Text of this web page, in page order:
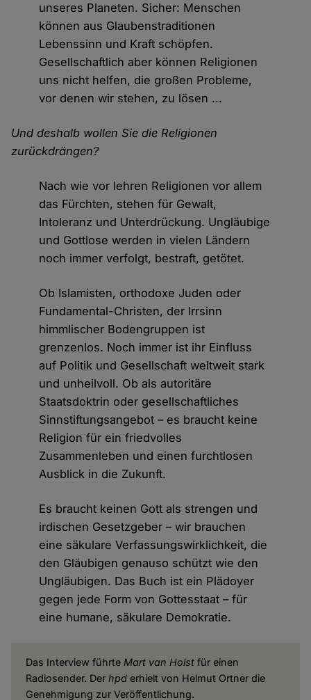
unseres Planeten. Sicher: Menschen
können aus Glaubenstraditionen
Lebenssinn und Kraft schöpfen.
Gesellschaftlich aber können Religionen
uns nicht helfen, die großen Probleme,
vor denen wir stehen, zu lösen ...
Und deshalb wollen Sie die Religionen
zurückdrängen?
Nach wie vor lehren Religionen vor allem
das Fürchten, stehen für Gewalt,
Intoleranz und Unterdrückung. Ungläubige
und Gottlose werden in vielen Ländern
noch immer verfolgt, bestraft, getötet.
Ob Islamisten, orthodoxe Juden oder
Fundamental-Christen, der Irrsinn
himmlischer Bodengruppen ist
grenzenlos. Noch immer ist ihr Einfluss
auf Politik und Gesellschaft weltweit stark
und unheilvoll. Ob als autoritäre
Staatsdoktrin oder gesellschaftliches
Sinnstiftungsangebot – es braucht keine
Religion für ein friedvolles
Zusammenleben und einen furchtlosen
Ausblick in die Zukunft.
Es braucht keinen Gott als strengen und
irdischen Gesetzgeber – wir brauchen
eine säkulare Verfassungswirklichkeit, die
den Gläubigen genauso schützt wie den
Ungläubigen. Das Buch ist ein Plädoyer
gegen jede Form von Gottesstaat – für
eine humane, säkulare Demokratie.
Das Interview führte Mart van Holstfür einen
Radiosender. Der hpderhielt von Helmut Ortner die
Genehmigung zur Veröffentlichung.